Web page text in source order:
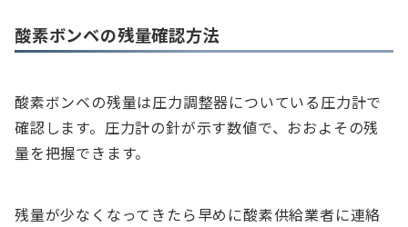
酸素ボンベの残量確認方法
酸素ボンベの残量は圧力調整器についている圧力計で
確認します。圧力計の針が示す数値で、おおよその残
量を把握できます。
残量が少なくなってきたら早めに酸素供給業者に連絡